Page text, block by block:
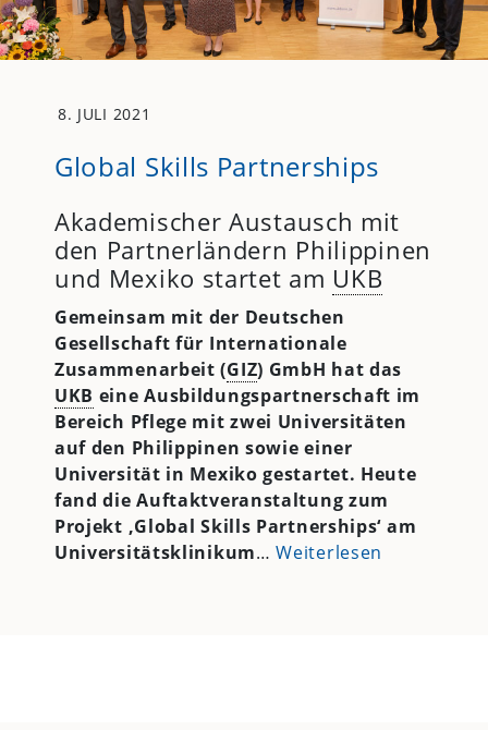
8. JULI 2021
Global Skills Partnerships
Akademischer Austausch mit
den Partnerländern Philippinen
und Mexiko startet am UKB
Gemeinsam mit der Deutschen
Gesellschaft für Internationale
Zusammenarbeit (GIZ) GmbH hat das
UKB eine Ausbildungspartnerschaft im
Bereich Pflege mit zwei Universitäten
auf den Philippinen sowie einer
Universität in Mexiko gestartet. Heute
fand die Auftaktveranstaltung zum
Projekt ‚Global Skills Partnerships‘ am
Universitätsklinikum…Weiterlesen